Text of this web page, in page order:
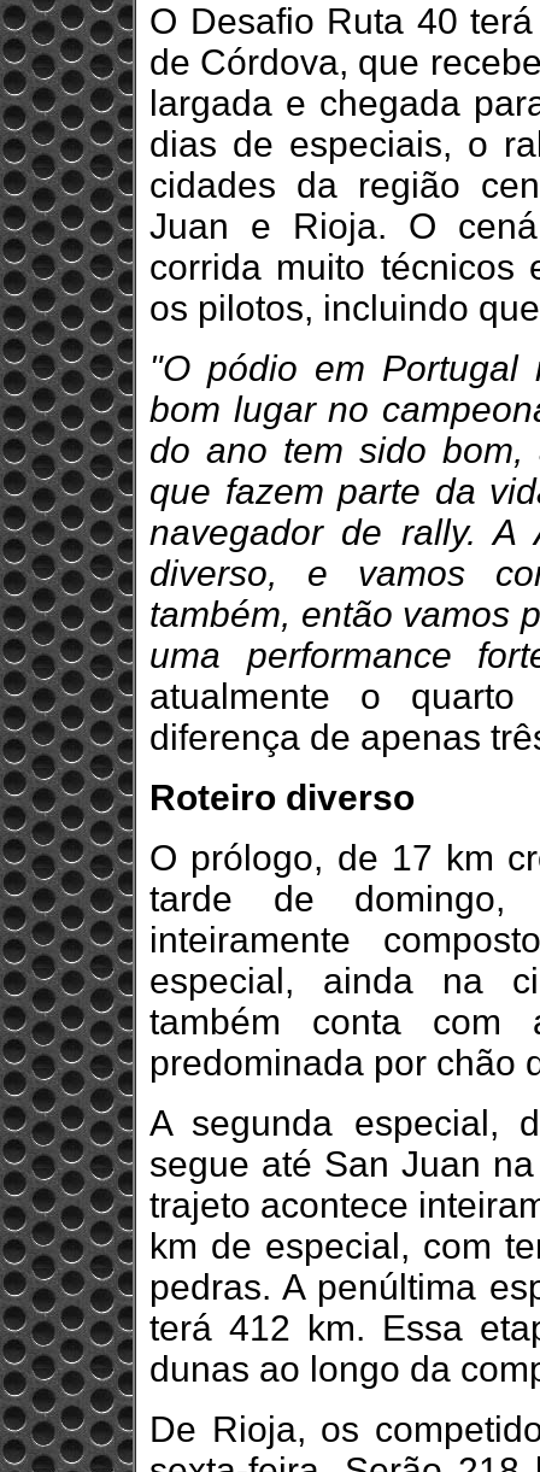
O Desafio Ruta 40
de Córdova, que
largada e chegada
dias de especiais, o
cidades da região
Juan e Rioja. O
corrida muito técnicos
os pilotos, incluindo
"O pódio em Portugal
bom lugar no
do ano tem sido bom,
que fazem parte da
navegador de rally. A
diverso, e vamos
também, então vamos
uma performance
atualmente o
diferença de apenas
Roteiro diverso
O prólogo, de 17 km
tarde de domingo,
inteiramente
especial, ainda na
também conta com
predominada por chão
A segunda especial,
segue até San Juan
trajeto acontece
km de especial, com
pedras. A penúltima
terá 412 km. Essa
dunas ao longo da
De Rioja, os